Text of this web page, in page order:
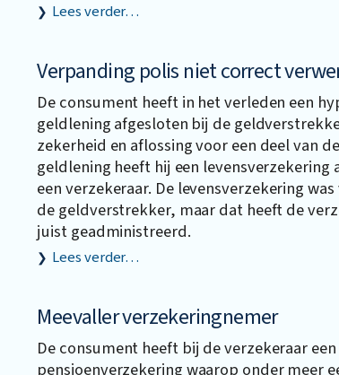
Lees verder…
Verpanding polis niet correct
De consument heeft in het verleden een
geldlening afgesloten bij de
zekerheid en aflossing voor een deel van
geldlening heeft hij een levensverzekering
een verzekeraar. De levensverzekering
de geldverstrekker, maar dat heeft de
juist geadministreerd.
Lees verder…
Meevaller verzekeringnemer
De consument heeft bij de verzekeraar een
pensioenverzekering waarop onder meer